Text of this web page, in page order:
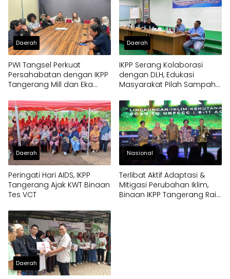
Daerah
PWI Tangsel Perkuat
Persahabatan dengan IKPP
Tangerang Mill dan Eka
Daerah
IKPP Serang Kolaborasi
dengan DLH, Edukasi
Masyarakat Pilah Sampah
Daerah
Peringati Hari AIDS, IKPP
Tangerang Ajak KWT Binaan
Tes VCT
Nasional
Terlibat Aktif Adaptasi &
Mitigasi Perubahan Iklim,
Binaan IKPP Tangerang Raih
Daerah